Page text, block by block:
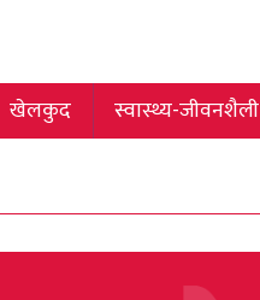
खेलकुद स्वास्थ्य-जीवनशैली